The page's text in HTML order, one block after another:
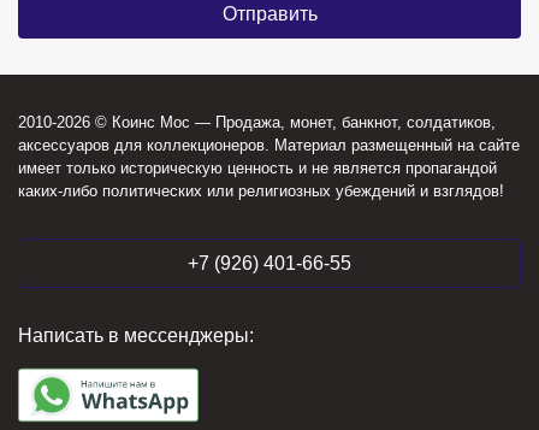
2010-2026 © Коинс Мос — Продажа, монет, банкнот, солдатиков,
аксессуаров для коллекционеров. Материал размещенный на сайте
имеет только историческую ценность и не является пропагандой
каких-либо политических или религиозных убеждений и взглядов!
+7 (926) 401-66-55
Написать в мессенджеры: